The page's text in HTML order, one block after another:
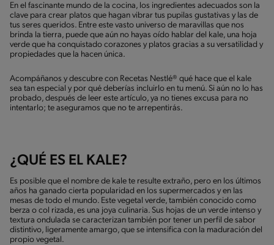
En el fascinante mundo de la cocina, los ingredientes adecuados son la
clave para crear platos que hagan vibrar tus pupilas gustativas y las de
tus seres queridos. Entre este vasto universo de maravillas que nos
brinda la tierra, puede que aún no hayas oído hablar del kale, una hoja
verde que ha conquistado corazones y platos gracias a su versatilidad y
propiedades que la hacen única.
Acompáñanos y descubre con Recetas Nestlé® qué hace que el kale
sea tan especial y por qué deberías incluirlo en tu menú. Si aún no lo has
probado, después de leer este artículo, ya no tienes excusa para no
intentarlo; te aseguramos que no te arrepentirás.
¿QUÉ ES EL KALE?
Es posible que el nombre de kale te resulte extraño, pero en los últimos
años ha ganado cierta popularidad en los supermercados y en las
mesas de todo el mundo. Este vegetal verde, también conocido como
berza o col rizada, es una joya culinaria. Sus hojas de un verde intenso y
textura ondulada se caracterizan también por tener un perfil de sabor
distintivo, ligeramente amargo, que se intensifica con la maduración del
propio vegetal.